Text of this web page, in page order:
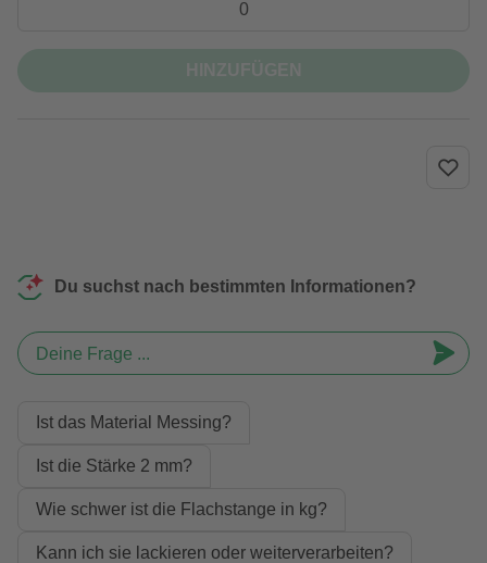
Du suchst nach bestimmten Informationen?
Deine Frage ...
Ist das Material Messing?
Ist die Stärke 2 mm?
Wie schwer ist die Flachstange in kg?
Kann ich sie lackieren oder weiterverarbeiten?